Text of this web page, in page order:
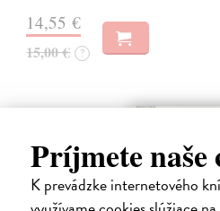
Príjmete naše
K prevádzke internetového
14,55 €
15,00 € ?